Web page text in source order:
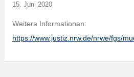
15. Juni 2020
Weitere Informationen:
https://www.justiz.nrw.de/nrwe/fgs/